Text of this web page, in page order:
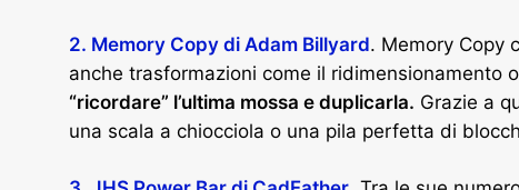
2. Memory Copy di Adam Billyard. Memory Copy
anche trasformazioni come il
“ricordare” l’ultima mossa e duplicarla. Grazie a
una scala a chiocciola o una pila perfetta di